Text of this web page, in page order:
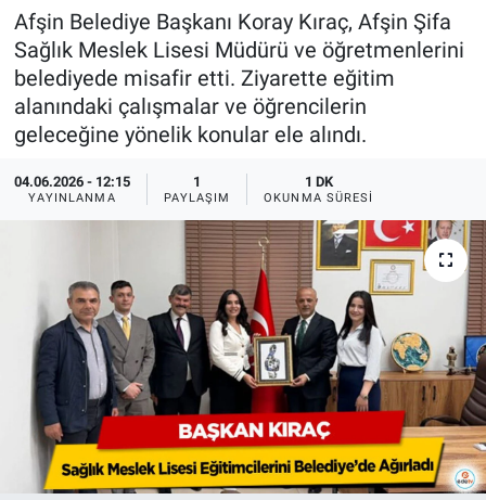
Afşin Belediye Başkanı Koray Kıraç, Afşin Şifa
Sağlık Meslek Lisesi Müdürü ve öğretmenlerini
belediyede misafir etti. Ziyarette eğitim
alanındaki çalışmalar ve öğrencilerin
geleceğine yönelik konular ele alındı.
04.06.2026 - 12:15
YAYINLANMA
1
PAYLAŞIM
1 DK
OKUNMA SÜRESI